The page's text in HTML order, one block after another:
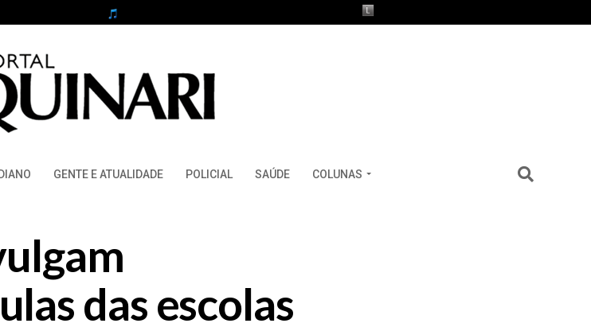
GENTE E ATUALIDADE POLICIAL SAÚDE COLUNAS
das escolas